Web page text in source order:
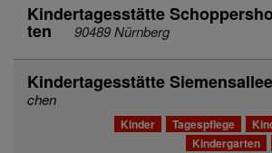
Kindertagesstätte
ten 90489 Nürnberg
Kindertagesstätte Siemensallee
chen
Kinder Tagespflege
Kindergarten